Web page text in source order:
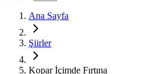
Ana Sayfa
Şiirler
Kopar İçimde Fırtına